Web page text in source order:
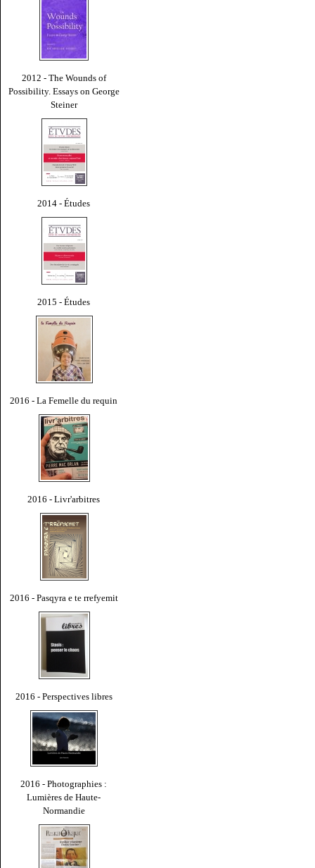
2012 - The Wounds of
Possibility. Essays on George
Steiner
2014 - Études
2015 - Études
2016 - La Femelle du requin
2016 - Livr'arbitres
2016 - Pasqyra e te rrefyemit
2016 - Perspectives libres
2016 - Photographies :
Lumières de Haute-
Normandie